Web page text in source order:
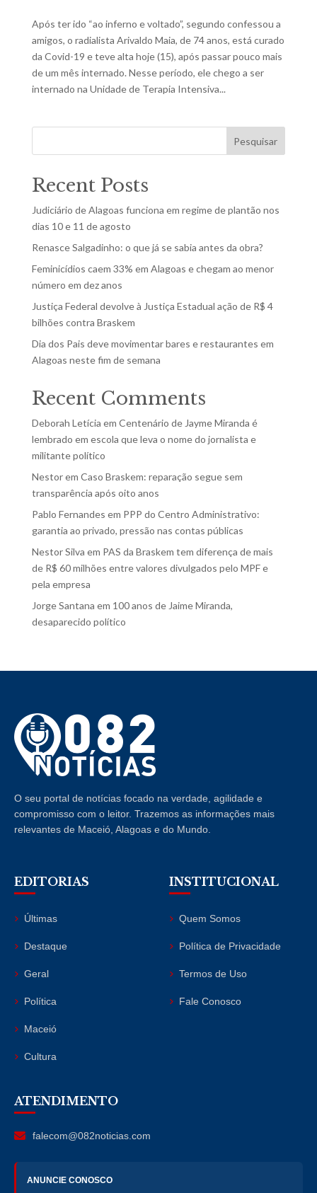
Após ter ido “ao inferno e voltado”, segundo confessou a
amigos, o radialista Arivaldo Maia, de 74 anos, está curado
da Covid-19 e teve alta hoje (15), após passar pouco mais
de um mês internado. Nesse período, ele chego a ser
internado na Unidade de Terapia Intensiva...
Pesquisar
Recent Posts
Judiciário de Alagoas funciona em regime de plantão nos
dias 10 e 11 de agosto
Renasce Salgadinho: o que já se sabia antes da obra?
Feminicídios caem 33% em Alagoas e chegam ao menor
número em dez anos
Justiça Federal devolve à Justiça Estadual ação de R$ 4
bilhões contra Braskem
Dia dos Pais deve movimentar bares e restaurantes em
Alagoas neste fim de semana
Recent Comments
Deborah Letícia em Centenário de Jayme Miranda é
lembrado em escola que leva o nome do jornalista e
militante político
Nestorem Caso Braskem: reparação segue sem
transparência após oito anos
Pablo Fernandes em PPP do Centro Administrativo:
garantia ao privado, pressão nas contas públicas
Nestor Silva em PAS da Braskem tem diferença de mais
de R$ 60 milhões entre valores divulgados pelo MPF e
pela empresa
Jorge Santana em 100 anos de Jaime Miranda,
desaparecido político
O seu portal de notícias focado na verdade, agilidade e
compromisso com o leitor. Trazemos as informações mais
relevantes de Maceió, Alagoas e do Mundo.
EDITORIAS
Últimas
Destaque
Geral
Política
Maceió
Cultura
INSTITUCIONAL
Quem Somos
Política de Privacidade
Termos de Uso
Fale Conosco
ATENDIMENTO
falecom@082noticias.com
ANUNCIE CONOSCO